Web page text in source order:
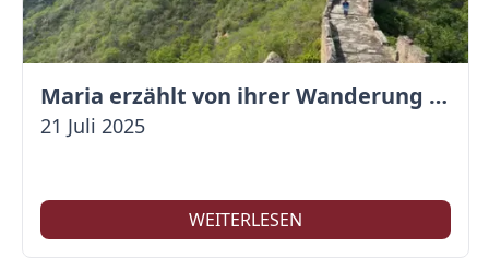
Maria erzählt von ihrer Wanderung auf der Großen Mauer
21 Juli 2025
WEITERLESEN